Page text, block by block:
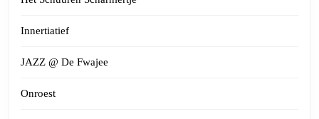
Innertiatief
JAZZ @ De Fwajee
Onroest